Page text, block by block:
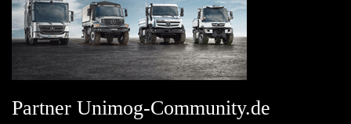
Partner Unimog-Community.de